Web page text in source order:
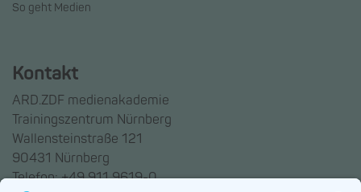
So geht Medien
Kontakt
ARD.ZDF medienakademie
Trainingszentrum Nürnberg
Wallensteinstraße 121
90431 Nürnberg
Telefon: +49 911 9619-0